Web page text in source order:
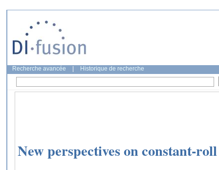
Recherche avancée Historique de recherche
New perspectives on constant-